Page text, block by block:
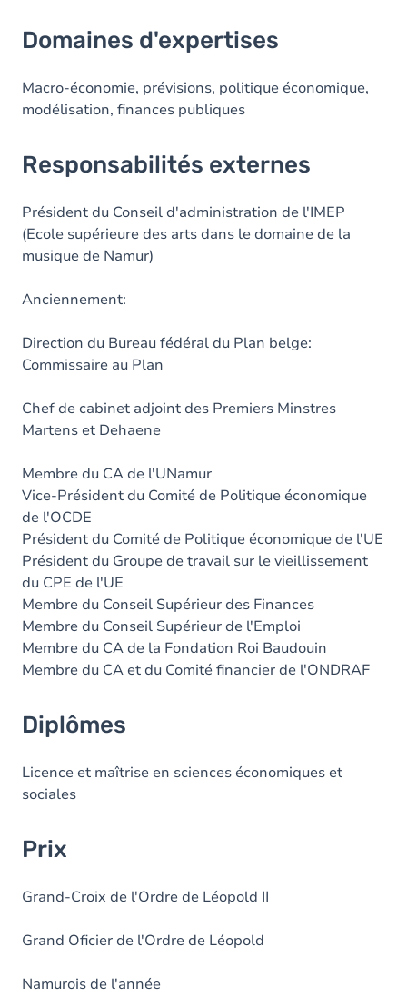
Domaines d'expertises
Macro-économie, prévisions, politique économique,
modélisation, finances publiques
Responsabilités externes
Président du Conseil d'administration de l'IMEP
(Ecole supérieure des arts dans le domaine de la
musique de Namur)
Anciennement:
Direction du Bureau fédéral du Plan belge:
Commissaire au Plan
Chef de cabinet adjoint des Premiers Minstres
Martens et Dehaene
Membre du CA de l'UNamur
Vice-Président du Comité de Politique économique
de l'OCDE
Président du Comité de Politique économique de l'UE
Président du Groupe de travail sur le vieillissement
du CPE de l'UE
Membre du Conseil Supérieur des Finances
Membre du Conseil Supérieur de l'Emploi
Membre du CA de la Fondation Roi Baudouin
Membre du CA et du Comité financier de l'ONDRAF
Diplômes
Licence et maîtrise en sciences économiques et
sociales
Prix
Grand-Croix de l'Ordre de Léopold II
Grand Oficier de l'Ordre de Léopold
Namurois de l'année